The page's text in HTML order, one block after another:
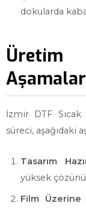
dokularda
Üretim
Aşamalar
İzmir DTF
süreci, aşağıdaki
Tasarım
yüksek
Film Üzerine